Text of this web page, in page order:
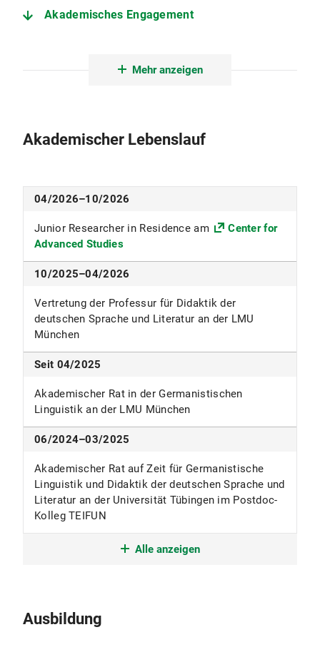
Akademisches Engagement
Mehr anzeigen
Akademischer Lebenslauf
04/2026–10/2026
Junior Researcher in Residence am
Center for
Advanced Studies
10/2025–04/2026
Vertretung der Professur für Didaktik der
deutschen Sprache und Literatur an der LMU
München
Seit 04/2025
Akademischer Rat in der Germanistischen
Linguistik an der LMU München
06/2024–03/2025
Akademischer Rat auf Zeit für Germanistische
Linguistik und Didaktik der deutschen Sprache und
Literatur an der Universität Tübingen im Postdoc-
Kolleg TEIFUN
02/2023–06/2024 Alle anzeigen
Ausbildung